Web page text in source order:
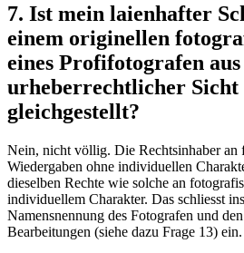
7. Ist mein laienhafter
einem originellen
eines Profifotografen aus
urheberrechtlicher
gleichgestellt?
Nein, nicht völlig. Die Rechtsinhaber an
Wiedergaben ohne individuellen
dieselben Rechte wie solche an
individuellem Charakter. Das schliesst
Namensnennung des Fotografen und
Bearbeitungen (siehe dazu Frage 13) ein.